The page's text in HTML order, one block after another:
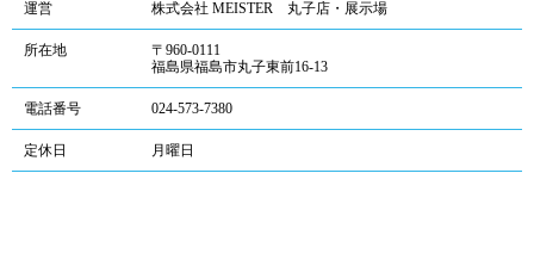
運営 株式会社 MEISTER 丸子店・展示場
所在地
〒960-0111
福島県福島市丸子東前16-13
電話番号 024-573-7380
定休日 月曜日